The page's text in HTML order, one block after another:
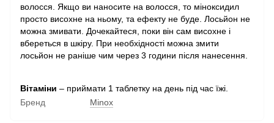
волосся. Якщо ви наносите на волосся, то міноксидил
просто висохне на ньому, та ефекту не буде. Лосьйон не
можна змивати. Дочекайтеся, поки він сам висохне і
вбереться в шкіру. При необхідності можна змити
лосьйон не раніше чим через 3 години після нанесення.
Вітаміни – приймати 1 таблетку на день під час їжі.
Бренд
Minox